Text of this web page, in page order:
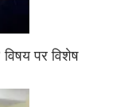
विषय पर विशेष